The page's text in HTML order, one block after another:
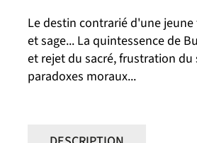
Le destin contrarié d'une
et sage... La quintessence de
et rejet du sacré, frustration du
paradoxes moraux...